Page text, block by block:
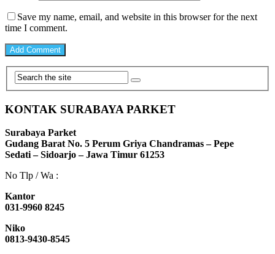
Save my name, email, and website in this browser for the next
time I comment.
KONTAK SURABAYA PARKET
Surabaya Parket
Gudang Barat No. 5 Perum Griya Chandramas – Pepe
Sedati – Sidoarjo – Jawa Timur 61253
No Tlp / Wa :
Kantor
031-9960 8245
Niko
0813-9430-8545